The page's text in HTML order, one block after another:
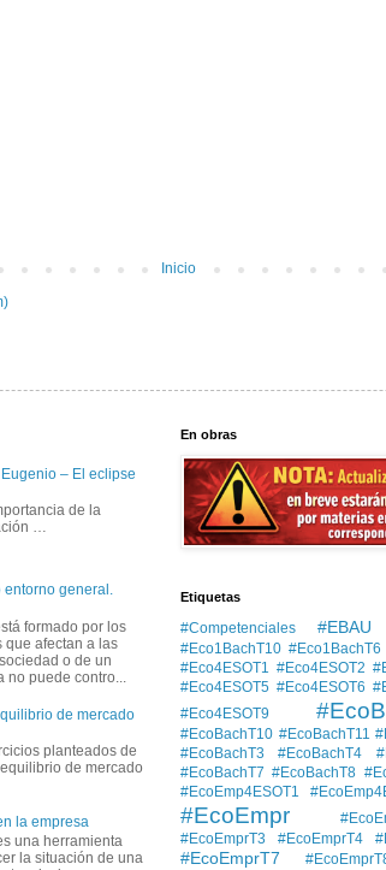
Inicio
– El eclipse
de la
…
entorno general.
formado por los
que afectan a las
o de un
no puede contro...
de mercado
planteados de
de mercado
la empresa
una herramienta
la situación de una
En obras
Etiquetas
#Competenciales #EBAU
#Eco1BachT10 #Eco1BachT6
#Eco4ESOT1 #Eco4ESOT2
#Eco4ESOT5 #Eco4ESOT6
#Eco4ESOT9
#EcoBachT10 #EcoBachT11
#EcoBachT3
#EcoBachT4
#EcoBachT7 #EcoBachT8
#EcoEmp4ESOT1
#EcoEmpr
#EcoEmprT3
#EcoEmprT4
#EcoEmprT7